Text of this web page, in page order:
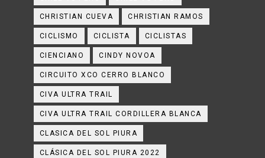
CHRISTIAN CUEVA CHRISTIAN RAMOS
CICLISMO CICLISTA CICLISTAS
CIENCIANO CINDY NOVOA
CIRCUITO XCO CERRO BLANCO
CIVA ULTRA TRAIL
CIVA ULTRA TRAIL CORDILLERA BLANCA
CLASICA DEL SOL PIURA
CLÁSICA DEL SOL PIURA 2022